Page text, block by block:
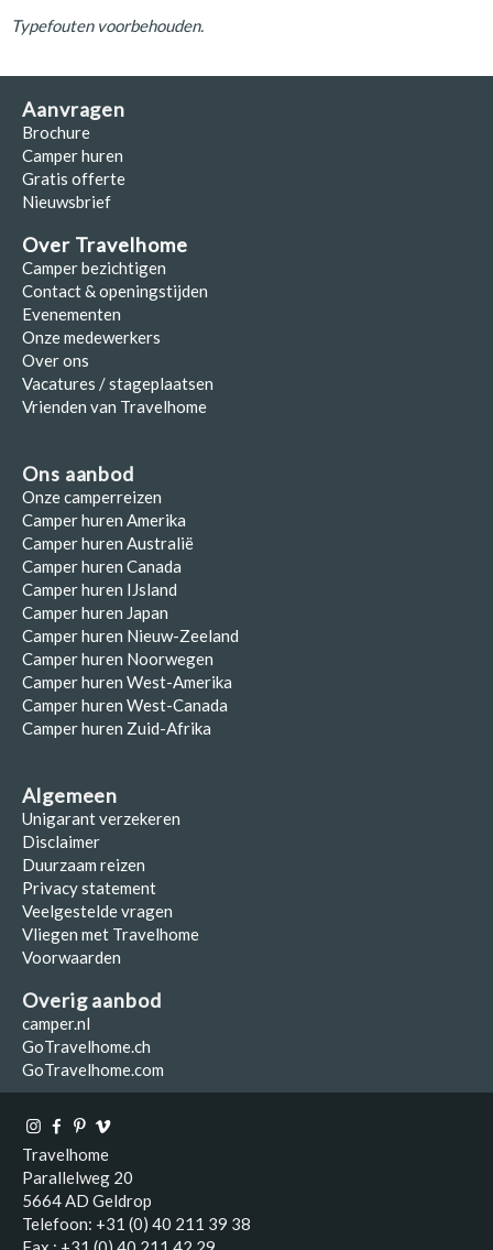
Typefouten voorbehouden.
Aanvragen
Brochure
Camper huren
Gratis offerte
Nieuwsbrief
Over Travelhome
Camper bezichtigen
Contact & openingstijden
Evenementen
Onze medewerkers
Over ons
Vacatures / stageplaatsen
Vrienden van Travelhome
Ons aanbod
Onze camperreizen
Camper huren Amerika
Camper huren Australië
Camper huren Canada
Camper huren IJsland
Camper huren Japan
Camper huren Nieuw-Zeeland
Camper huren Noorwegen
Camper huren West-Amerika
Camper huren West-Canada
Camper huren Zuid-Afrika
Algemeen
Unigarant verzekeren
Disclaimer
Duurzaam reizen
Privacy statement
Veelgestelde vragen
Vliegen met Travelhome
Voorwaarden
Overig aanbod
camper.nl
GoTravelhome.ch
GoTravelhome.com
Travelhome
Parallelweg 20
5664 AD Geldrop
Telefoon: +31 (0) 40 211 39 38